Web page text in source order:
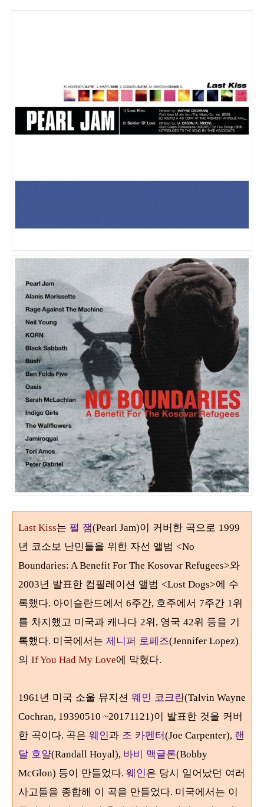
Last Kiss는 펄 잼(Pearl Jam)이 커버한 곡으로 1999
년 코소보 난민들을 위한 자선 앨범 <No
Boundaries: A Benefit For The Kosovar Refugees>와
2003년 발표한 컴필레이션 앨범 <Lost Dogs>에 수
록했다. 아이슬란드에서 6주간, 호주에서 7주간 1위
를 차지했고 미국과 캐나다 2위, 영국 42위 등을 기
록했다. 미국에서는 제니퍼 로페즈(Jennifer Lopez)
의 If You Had My Love에 막혔다.
1961년 미국 소울 뮤지션 웨인 코크란(Talvin Wayne
Cochran, 19390510 ~20171121)이 발표한 것을 커버
한 곡이다. 곡은 웨인과 조 카펜터(Joe Carpenter), 랜
달 호얄(Randall Hoyal), 바비 맥글론(Bobby
McGlon) 등이 만들었다. 웨인은 당시 일어났던 여러
사고들을 종합해 이 곡을 만들었다. 미국에서는 이